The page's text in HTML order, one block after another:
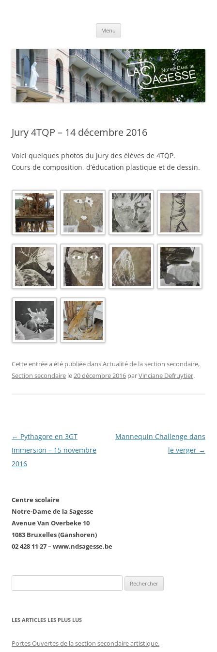
Sagesse
Menu
Jury 4TQP – 14 décembre 2016
Voici quelques photos du jury des élèves de 4TQP.
Cours de composition, d’éducation plastique et de dessin.
Cette entrée a été publiée dansActualité de la section secondaire,
Section secondaire le20 décembre 2016 parVinciane Defruytier.
Navigation
des
articles
← Pythagore en 3GT
Immersion – 15 novembre
2016
Mannequin Challenge dans
le verger →
Centre scolaire
Notre-Dame de la Sagesse
Avenue Van Overbeke 10
1083 Bruxelles (Ganshoren)
02 428 11 27 – www.ndsagesse.be
LES ARTICLES LES PLUS LUS
Portes Ouvertes de la section secondaire artistique.